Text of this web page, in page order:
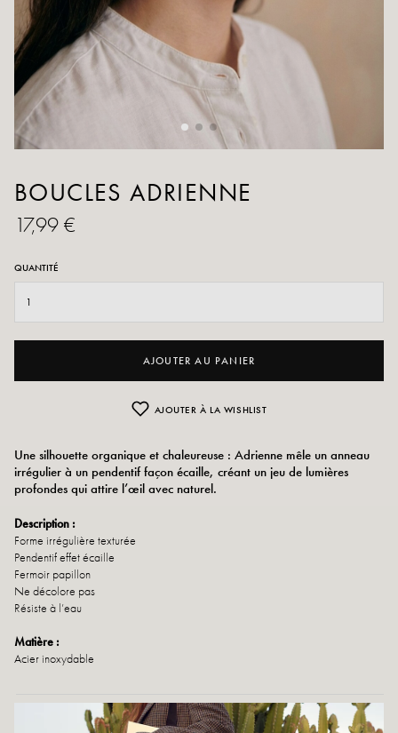
BOUCLES ADRIENNE
17,99 €
QUANTITÉ
AJOUTER AU PANIER
AJOUTER À LA WISHLIST
Une silhouette organique et chaleureuse : Adrienne mêle un anneau
irrégulier à un pendentif façon écaille, créant un jeu de lumières
profondes qui attire l’œil avec naturel.
Description :
Forme irrégulière texturée
Pendentif effet écaille
Fermoir papillon
Ne décolore pas
Résiste à l’eau
Matière :
Acier inoxydable
Retours et échanges Livraison rapide